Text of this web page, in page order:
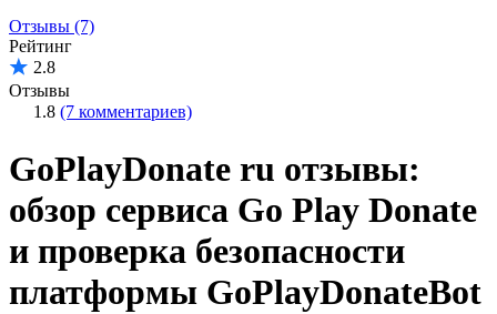
Отзывы (7)
Рейтинг
2.8
Отзывы
1.8 (7 комментариев)
GoPlayDonate ru отзывы:
обзор сервиса Go Play Donate
и проверка безопасности
платформы GoPlayDonateBot